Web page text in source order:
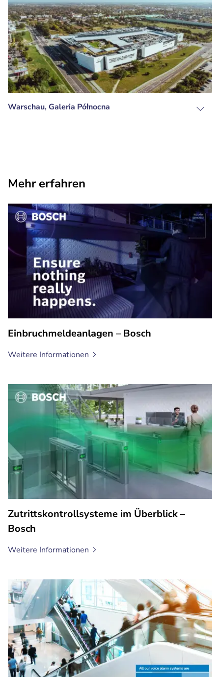
Warschau, Galeria Północna
Mehr erfahren
Einbruchmeldeanlagen – Bosch
Weitere Informationen
Zutrittskontrollsysteme im Überblick –
Bosch
Weitere Informationen